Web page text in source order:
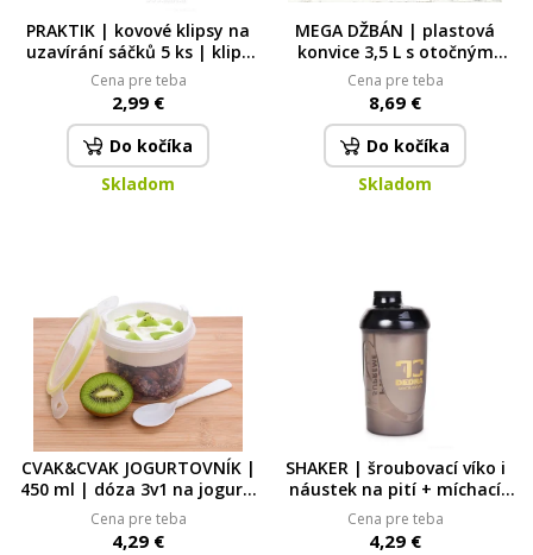
PRAKTIK | kovové klipsy na
uzavírání sáčků 5 ks | klipy
na potravinové obaly a
sáčky
Cena pre teba
2,99 €
Do kočíka
Skladom
MEGA DŽBÁN | plastová
konvice 3,5 L s otočným
víkem a odměrkou | na
studené i teplé nápoje
zelené víko
Cena pre teba
8,69 €
Do kočíka
Skladom
CVAK&CVAK JOGURTOVNÍK |
450 ml | dóza 3v1 na jogurt,
ovoce & lžičku dvoj-dóza se
lžičkou
Cena pre teba
4,29 €
SHAKER | šroubovací víko i
náustek na pití + míchací
sítko | PROTEIN SUPREME
600 ml
Cena pre teba
4,29 €